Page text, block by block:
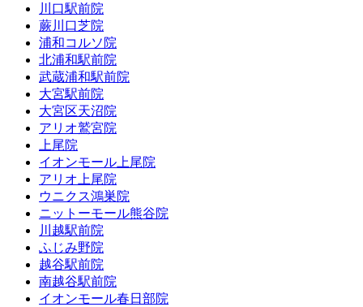
川口駅前院
蕨川口芝院
浦和コルソ院
北浦和駅前院
武蔵浦和駅前院
大宮駅前院
大宮区天沼院
アリオ鷲宮院
上尾院
イオンモール上尾院
アリオ上尾院
ウニクス鴻巣院
ニットーモール熊谷院
川越駅前院
ふじみ野院
越谷駅前院
南越谷駅前院
イオンモール春日部院